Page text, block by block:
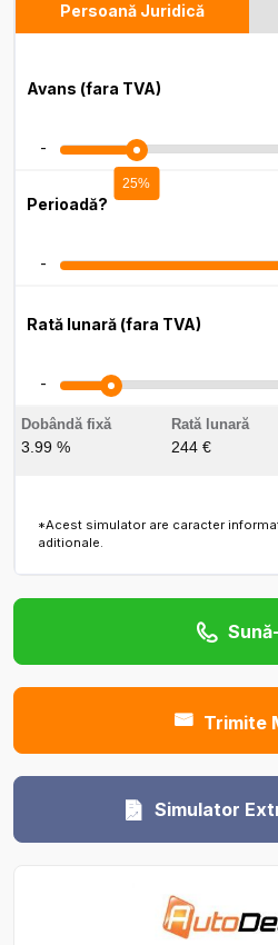
Persoană Juridică
Avans (fara TVA)
-
25%
Perioadă?
-
Rată lunară (fara TVA)
-
Dobândă fixă
3.99 %
Rată lunară
244 €
*Acest simulator are caracter
aditionale.
Trimite
Simulator